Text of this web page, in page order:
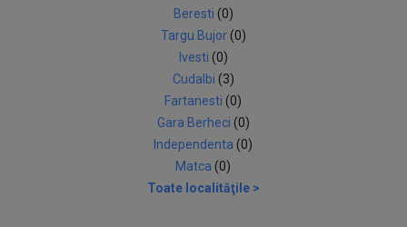
Beresti (0)
Targu Bujor (0)
Ivesti (0)
Cudalbi (3)
Fartanesti (0)
Gara Berheci (0)
Independenta (0)
Matca (0)
Toate localităţile >